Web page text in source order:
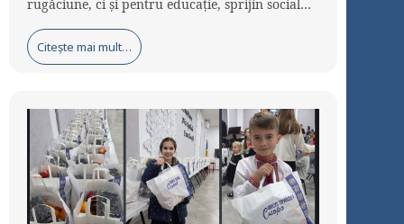
rugăciune, ci și pentru educație, sprijin social…
Citește mai mult…